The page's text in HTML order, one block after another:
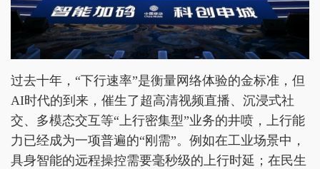
过去十年，“下行速率”是衡量网络体验的金标准，但
AI时代的到来，催生了超高清视频直播、沉浸式社
交、多模态交互等“上行密集型”业务的井喷，上行能
力已经成为一项普遍的“刚需”。例如在工业场景中，
具身智能的远程操控需要毫秒级的上行时延；在民生